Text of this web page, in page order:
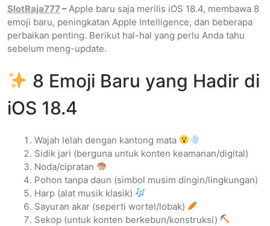
SlotRaja777– Apple baru saja merilis iOS 18.4, membawa 8
emoji baru, peningkatan Apple Intelligence, dan beberapa
perbaikan penting. Berikut hal-hal yang perlu Anda tahu
sebelum meng-update.
8 Emoji Baru yang Hadir di
iOS 18.4
Wajah lelah dengan kantong mata
Sidik jari (berguna untuk konten keamanan/digital)
Noda/cipratan
Pohon tanpa daun (simbol musim dingin/lingkungan)
Harp (alat musik klasik)
Sayuran akar (seperti wortel/lobak)
Sekop (untuk konten berkebun/konstruksi)